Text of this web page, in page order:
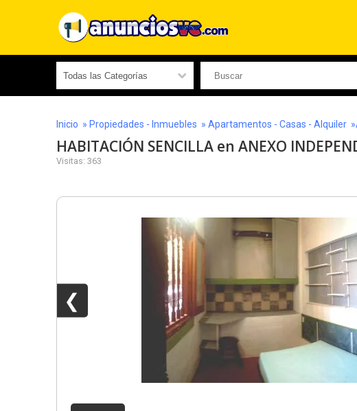
Inicio » Propiedades - Inmuebles » Apartamentos - Casas - Alquiler
HABITACIÓN SENCILLA en ANEXO
Visitas: 363
❮